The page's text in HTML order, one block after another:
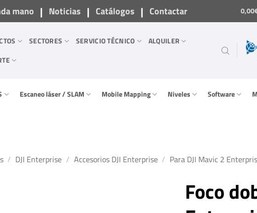
mano | Noticias | Catálogos | Contactar 0,00
SECTORES SERVICIO TÉCNICO
ALQUILER
Escaneo láser / SLAM Mobile Mapping Niveles Software
/ DJI Enterprise / Accesorios DJI Enterprise / Para DJI Mavic 2
Foco